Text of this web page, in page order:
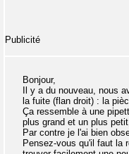
Publicité
Bonjour,
Il y a du nouveau, nous
la fuite (flan droit) : la
Ça ressemble à une
plus grand et un plus
Par contre je l'ai bien
Pensez-vous qu'il faut la